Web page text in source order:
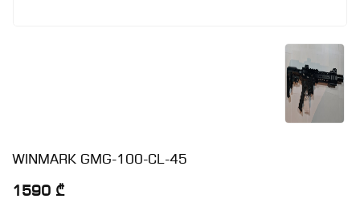
WINMARK GMG-100-CL-45
1590 ₾